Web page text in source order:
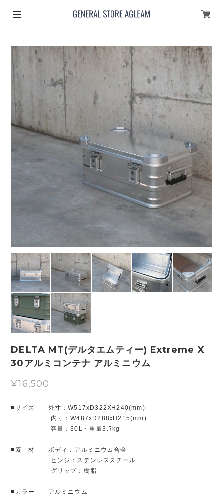
DELTA MT(デルタエムティー) Extreme X
30アルミコンテナ アルミニウム
¥16,500
■サイズ 外寸：W517xD322XH240(mm)
内寸：W487xD288xH215(mm)
容量：30L・重量3.7kg
■素 材 ボディ：アルミニウム合金
ヒンジ：ステンレススチール
グリップ：樹脂
■カラー アルミニウム